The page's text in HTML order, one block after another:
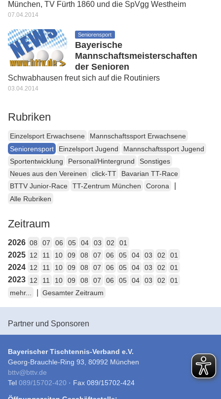
München, TV Fürth 1860 und die SpVgg Westheim
07.04.2014
Seniorensport
Bayerische
Mannschaftsmeisterschaften
der Senioren
Schwabhausen freut sich auf die Routiniers
03.04.2014
Rubriken
Einzelsport Erwachsene
Mannschaftssport Erwachsene
Seniorensport
Einzelsport Jugend
Mannschaftssport Jugend
Sportentwicklung
Personal/Hintergrund
Sonstiges
Neues aus den Vereinen
click-TT
Bavarian TT-Race
BTTV Junior-Race
TT-Zentrum München Corona
Alle Rubriken
Zeitraum
2026 08 07 06 05 04 03 02 01
2025 12 11 10 09 08 07 06 05 04 03 02 01
2024 12 11 10 09 08 07 06 05 04 03 02 01
2023 12 11 10 09 08 07 06 05 04 03 02
01
mehr...
Gesamter Zeitraum
Partner und Sponsoren
Bayerischer Tischtennis-Verband e.V.
Georg-Brauchle-Ring 93, 80992 München
bttv@bttv.de
Tel 089/15702-420 · Fax 089/15702-424